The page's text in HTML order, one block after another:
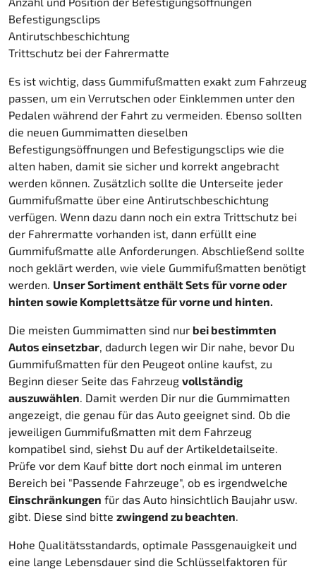
Befestigungsclips
Antirutschbeschichtung
Trittschutz bei der Fahrermatte
Es ist wichtig, dass Gummifußmatten exakt zum Fahrzeug
passen, um ein Verrutschen oder Einklemmen unter den
Pedalen während der Fahrt zu vermeiden. Ebenso sollten
die neuen Gummimatten dieselben
Befestigungsöffnungen und Befestigungsclips wie die
alten haben, damit sie sicher und korrekt angebracht
werden können. Zusätzlich sollte die Unterseite jeder
Gummifußmatte über eine Antirutschbeschichtung
verfügen. Wenn dazu dann noch ein extra Trittschutz bei
der Fahrermatte vorhanden ist, dann erfüllt eine
Gummifußmatte alle Anforderungen. Abschließend sollte
noch geklärt werden, wie viele Gummifußmatten benötigt
werden. Unser Sortiment enthält Sets für vorne oder
hinten sowie Komplettsätze für vorne und hinten.
Die meisten Gummimatten sind nur bei bestimmten
Autos einsetzbar , dadurch legen wir Dir nahe, bevor Du
Gummifußmatten für den Peugeot online kaufst, zu
Beginn dieser Seite das Fahrzeug vollständig
auszuwählen . Damit werden Dir nur die Gummimatten
angezeigt, die genau für das Auto geeignet sind. Ob die
jeweiligen Gummifußmatten mit dem Fahrzeug
kompatibel sind, siehst Du auf der Artikeldetailseite.
Prüfe vor dem Kauf bitte dort noch einmal im unteren
Bereich bei "Passende Fahrzeuge", ob es irgendwelche
Einschränkungen für das Auto hinsichtlich Baujahr usw.
gibt. Diese sind bitte zwingend zu beachten
Hohe Qualitätsstandards, optimale Passgenauigkeit und
eine lange Lebensdauer sind die Schlüsselfaktoren für